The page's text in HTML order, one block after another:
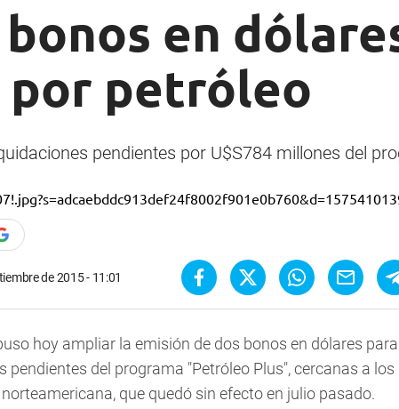
en
por petróleo
pendientes por U$S784 millones del
de 2015 - 11:01
hoy ampliar la emisión de dos bonos en dólares para
pendientes del programa "Petróleo Plus", cercanas a los
que quedó sin efecto en julio pasado.